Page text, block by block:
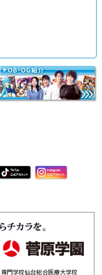
専門学校仙台総合医療大学校